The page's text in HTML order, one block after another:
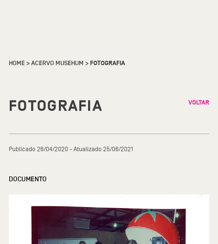
HOME>ACERVO MUSEHUM >FOTOGRAFIA
FOTOGRAFIA VOLTAR
Publicado 26/04/2020 - Atualizado 25/06/2021
DOCUMENTO